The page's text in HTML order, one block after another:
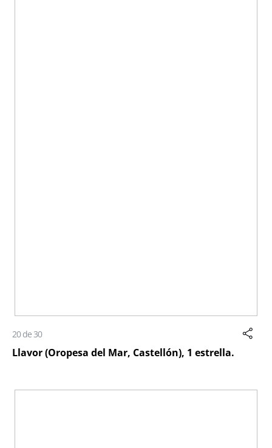
20 de 30
Llavor (Oropesa del Mar, Castellón), 1 estrella.